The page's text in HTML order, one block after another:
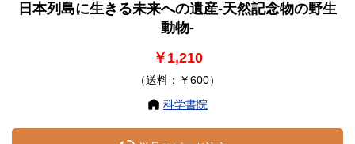
日本列島に生きる未来への遺産-天然記念物の野生
動物-
￥1,210
（送料：￥600）
科学書院